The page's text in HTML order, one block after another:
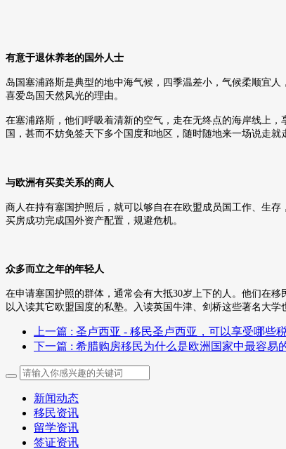
有意于退休养老的国外人士
岛国塞浦路斯是典型的地中海气候，四季温差小，气候柔顺宜
喜爱岛国天然风光的理由。
在塞浦路斯，他们呼吸着清新的空气，走在无终点的海岸线上，
国，甚而不妨免签天下多个国度和地区，随时随地来一场说走就
与欧洲有买卖关系的商人
商人在持有塞国护照后，就可以够自在在欧盟成员国工作、生
买房成功完成国外资产配置，规避危机。
众多而立之年的年轻人
在申请塞国护照的群体，通常会有大抵30岁上下的人。他们在移
以入读其它欧盟国度的私塾。入读英国牛津、剑桥这些著名大学
上一篇 : 圣卢西亚 - 移民圣卢西亚，可以享受哪些
下一篇 : 希腊购房移民为什么是欧洲国家中最容易
新闻动态
移民资讯
留学资讯
签证资讯